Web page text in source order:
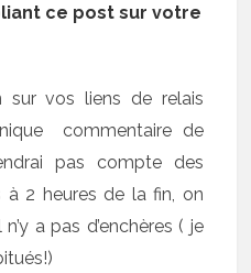
ce post sur votre
sur vos liens de relais
commentaire de
pas compte des
à 2 heures de la fin, on
a pas d’enchères ( je